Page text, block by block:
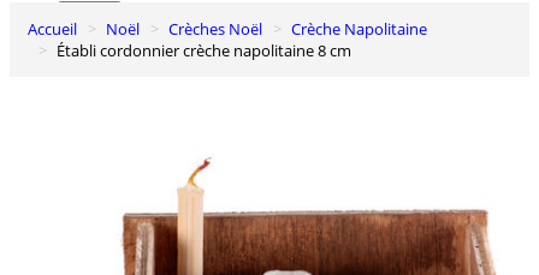
0
Panier
Accueil Noël Crèches Noël
Crèche Napolitaine
Établi cordonnier crèche napolitaine 8 cm